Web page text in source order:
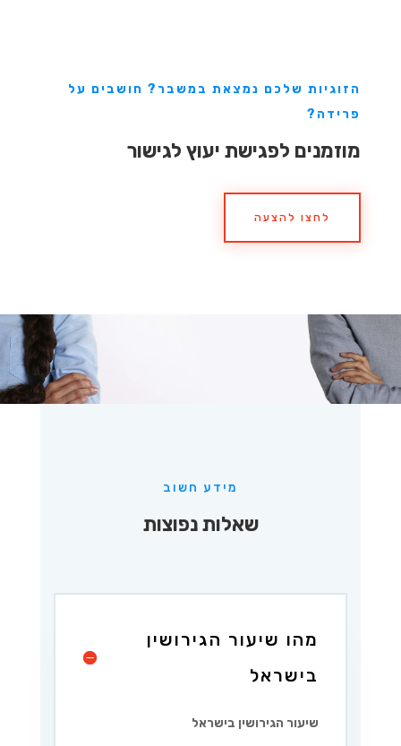
הזוגיות שלכם נמצאת במשבר? חושבים על
פרידה?
מוזמנים לפגישת יעוץ לגישור
לחצו להצעה
מידע חשוב
שאלות נפוצות
מהו שיעור הגירושין
בישראל
שיעור הגירושין בישראל